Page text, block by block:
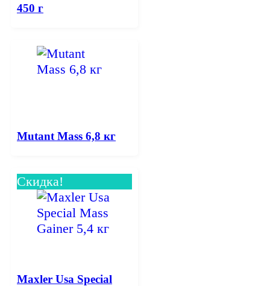
450 г
Mutant Mass 6,8 кг
Скидка!
Maxler Usa Special